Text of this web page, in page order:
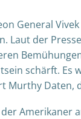
General
Laut der
schärft.
Murthy Daten,
Amerikaner